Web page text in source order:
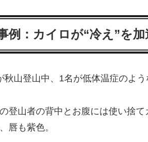
例：カイロが“冷え”を
山登山中、1名が低体温症のよう
登山者の背中とお腹には使い捨
唇も紫色。